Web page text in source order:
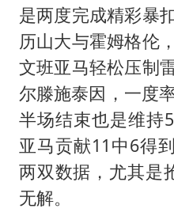
是两度完成精彩暴
历山大与霍姆格伦
文班亚马轻松压制
尔滕施泰因，一度
半场结束也是维持
亚马贡献11中6得
两双数据，尤其是
无解。